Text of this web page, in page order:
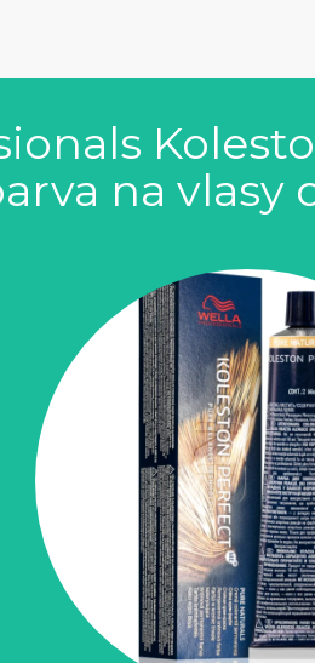
na vlasy